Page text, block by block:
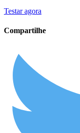
Testar agora
Compartilhe